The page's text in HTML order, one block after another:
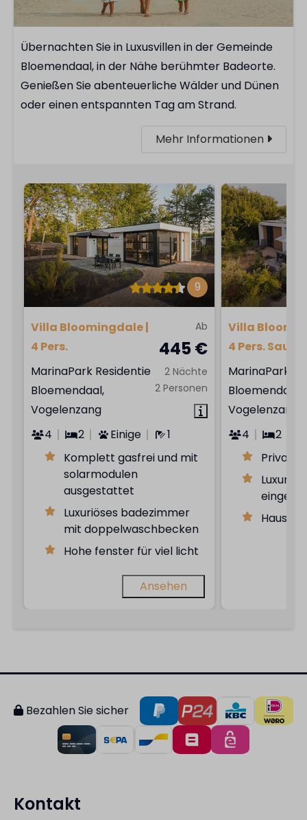
Übernachten Sie in Luxusvillen in der Gemeinde
Bloemendaal, in der Nähe berühmter Badeorte.
Genießen Sie abenteuerliche Wälder und Dünen
oder einen entspannten Tag am Strand.
Mehr Informationen
9
Ab
445 €
2 Nächte
2 Personen
Villa Bloomingdale |
4 Pers.
MarinaPark Residentie
Bloemendaal,
Vogelenzang
4
2 Einige
1
Komplett gasfrei und mit
solarmodulen
ausgestattet
Luxuriöses badezimmer
mit doppelwaschbecken
Hohe fenster für viel licht
Ansehen
Villa
4 Pers. Sauna
MarinaPark
Bloemendaal,
Vogelenzang
4
2
Private
Bezahlen Sie sicher
Kontakt